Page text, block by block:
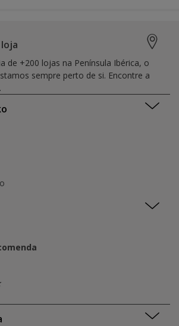
de +200 lojas na Península Ibérica, o
sempre perto de si. Encontre a